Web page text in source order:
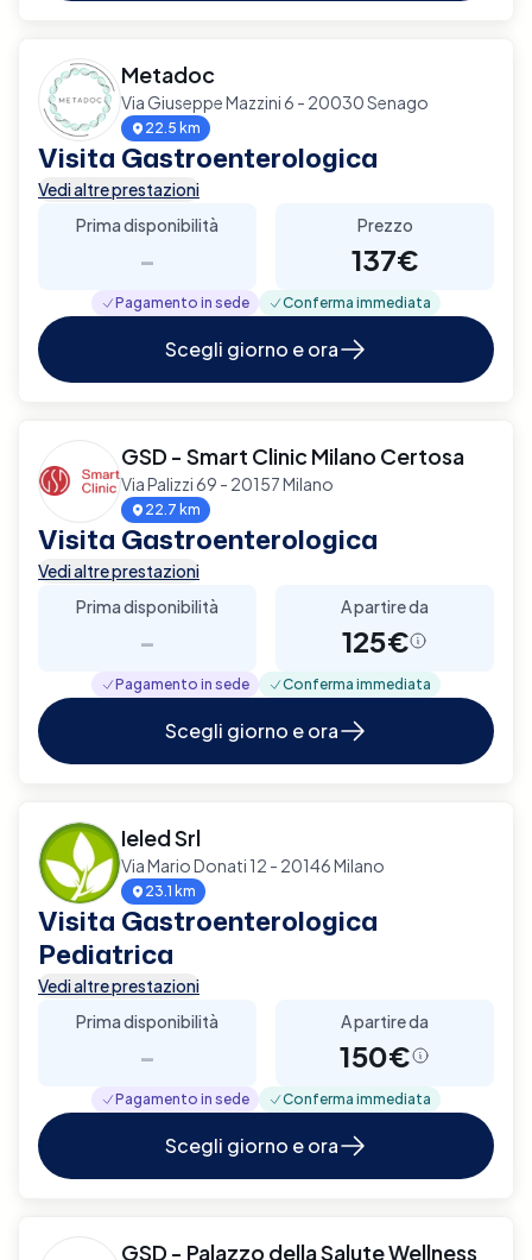
Metadoc
Via Giuseppe Mazzini 6 - 20030 Senago
22.5 km
Visita Gastroenterologica
Vedi altre prestazioni
Prima disponibilità
-
Prezzo
137€
Pagamento in sede Conferma immediata
Scegli giorno e ora
GSD - Smart Clinic Milano Certosa
Via Palizzi 69 - 20157 Milano
22.7 km
Visita Gastroenterologica
Vedi altre prestazioni
Prima disponibilità
-
A partire da
125€
Pagamento in sede Conferma immediata
Scegli giorno e ora
Ieled Srl
Via Mario Donati 12 - 20146 Milano
23.1 km
Visita Gastroenterologica
Pediatrica
Vedi altre prestazioni
Prima disponibilità
-
A partire da
150€
Pagamento in sede Conferma immediata
Scegli giorno e ora
GSD - Palazzo della Salute Wellness